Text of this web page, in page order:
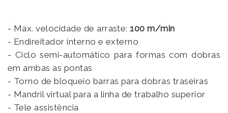
- Max. velocidade de arraste:100 m/min
- Endireitador interno e externo
- Ciclo semi-automático para formas com dobras
em ambas as pontas
- Torno de bloqueio barras para dobras traseiras
- Mandril virtual para a linha de trabalho superior
- Tele assistência